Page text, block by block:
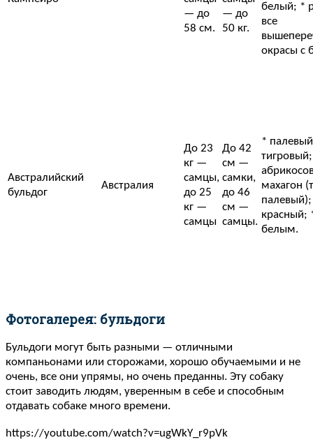
— до
58 см.
— до
50 кг.
белый; *
все
окрасы с
Австралийский
бульдог
Австралия
До 23
кг —
самцы,
до 25
кг —
самцы
До 42
см —
самки,
до 46
см —
самцы.
*
махагон
красный;
белым.
Фотогалерея: бульдоги
Бульдоги могут быть разными — отличными
компаньонами или сторожами, хорошо обучаемыми и не
очень, все они упрямы, но очень преданны. Эту собаку
стоит заводить людям, уверенным в себе и способным
отдавать собаке много времени.
https://youtube.com/watch?v=ugWkY_r9pVk